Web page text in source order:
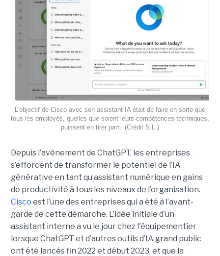
L'objectif de Cisco avec son assistant IA était de faire en sorte que
tous les employés, quelles que soient leurs compétences techniques,
puissent en tirer parti. (Crédit S.L.)
Depuis l’avènement de ChatGPT, les entreprises
s’efforcent de transformer le potentiel de l’IA
générative en tant qu’assistant numérique en gains
de productivité à tous les niveaux de l’organisation.
Cisco est l’une des entreprises qui a été à l’avant-
garde de cette démarche. L’idée initiale d’un
assistant interne a vu le jour chez l'équipementier
lorsque ChatGPT et d’autres outils d’IA grand public
ont été lancés fin 2022 et début 2023, et que la